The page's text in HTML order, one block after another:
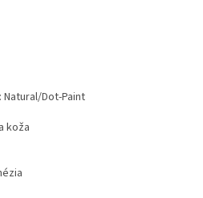
Dot-Paint
koža